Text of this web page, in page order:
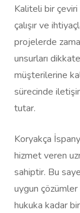
Kaliteli bir çeviri
çalışır ve
projelerde
unsurları
müşterilerine
sürecinde
tutar.
Koryakça
hizmet veren
sahiptir. Bu
uygun çözümler
hukuka kadar